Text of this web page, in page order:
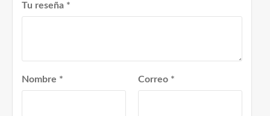
Tu reseña *
Nombre * Correo *